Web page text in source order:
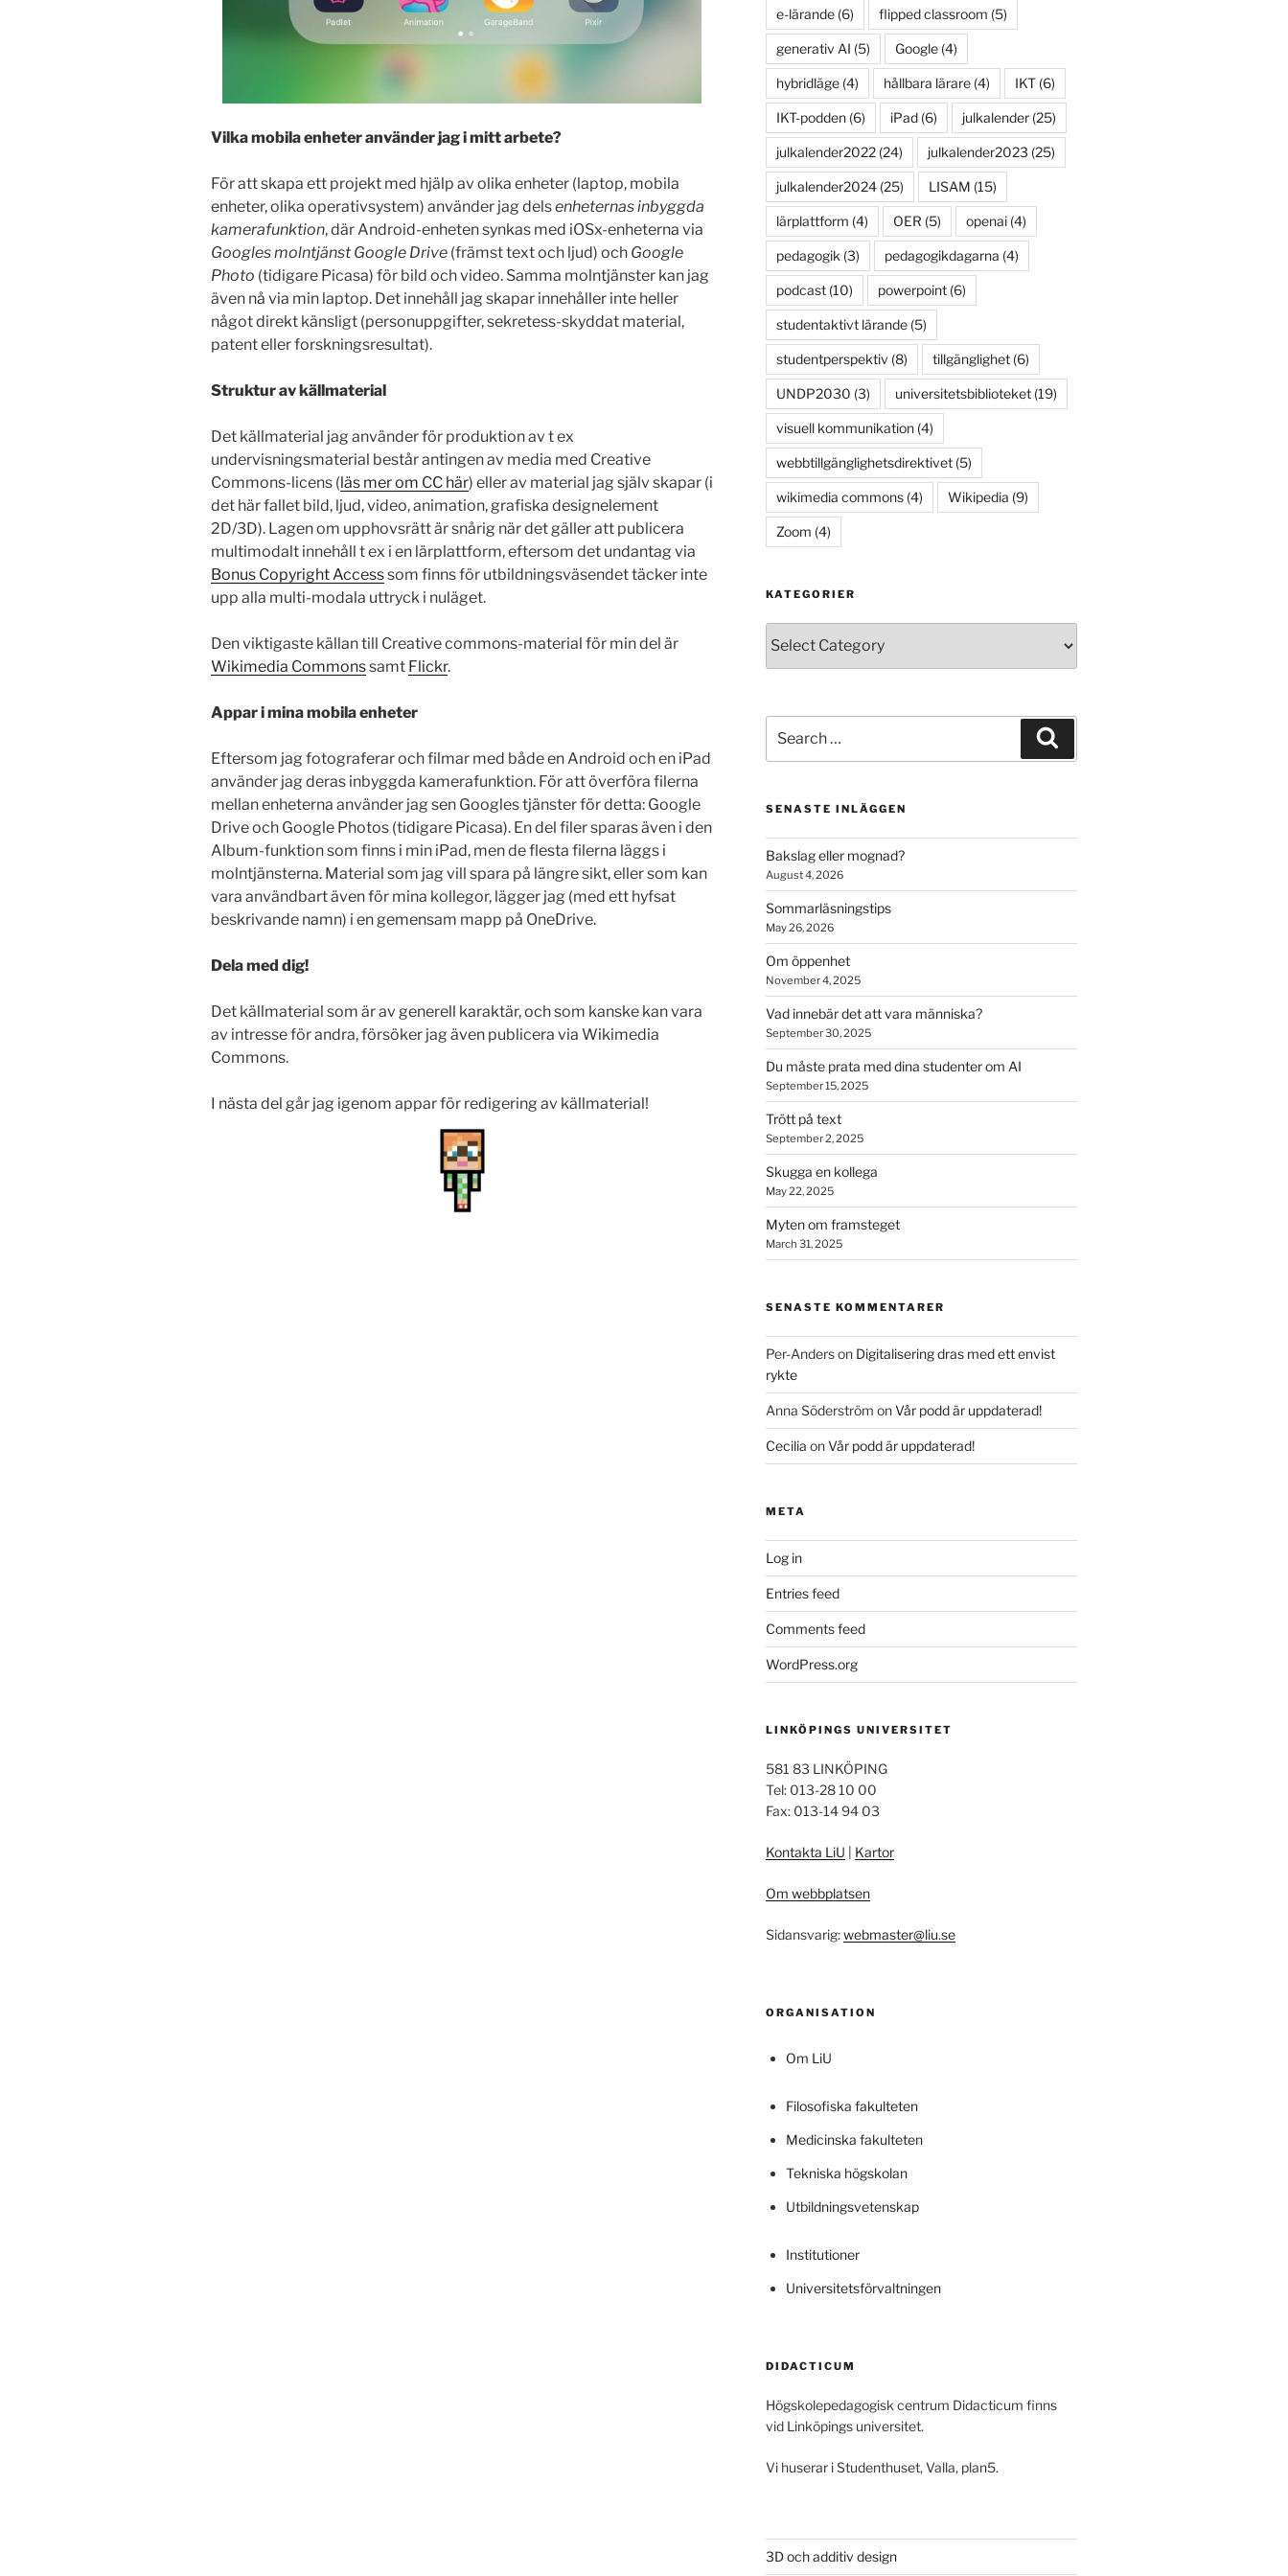
Vilka mobila enheter använder jag i mitt arbete?
För att skapa ett projekt med hjälp av olika enheter (laptop, mobila
enheter, olika operativsystem) använder jag delsenheternas inbyggda
kamerafunktion, där Android-enheten synkas med iOSx-enheterna via
Googles molntjänst Google Drive (främst text och ljud) och Google
Photo (tidigare Picasa) för bild och video. Samma molntjänster kan jag
även nå via min laptop. Det innehåll jag skapar innehåller inte heller
något direkt känsligt (personuppgifter, sekretess-skyddat material,
patent eller forskningsresultat).
Struktur av källmaterial
Det källmaterial jag använder för produktion av t ex
undervisningsmaterial består antingen av media med Creative
Commons-licens (läs mer om CC här) eller av material jag själv skapar (i
det här fallet bild, ljud, video, animation, grafiska designelement
2D/3D). Lagen om upphovsrätt är snårig när det gäller att publicera
multimodalt innehåll t ex i en lärplattform, eftersom det undantag via
Bonus Copyright Accesssom finns för utbildningsväsendet täcker inte
upp alla multi-modala uttryck i nuläget.
Den viktigaste källan till Creative commons-material för min del är
Wikimedia Commonssamt Flickr.
Appar i mina mobila enheter
Eftersom jag fotograferar och filmar med både en Android och en iPad
använder jag deras inbyggda kamerafunktion. För att överföra filerna
mellan enheterna använder jag sen Googles tjänster för detta: Google
Drive och Google Photos (tidigare Picasa). En del filer sparas även i den
Album-funktion som finns i min iPad, men de flesta filerna läggs i
molntjänsterna. Material som jag vill spara på längre sikt, eller som kan
vara användbart även för mina kollegor, lägger jag (med ett hyfsat
beskrivande namn) i en gemensam mapp på OneDrive.
Dela med dig!
Det källmaterial som är av generell karaktär, och som kanske kan vara
av intresse för andra, försöker jag även publicera via Wikimedia
Commons.
I nästa del går jag igenom appar för redigering av källmaterial!
e-lärande(6) flipped classroom (5)
generativ AI (5) Google(4)
hybridläge(4) hållbara lärare(4) IKT(6)
IKT-podden(6) iPad(6) julkalender(25)
julkalender2022(24) julkalender2023 (25)
julkalender2024(25) LISAM (15)
lärplattform (4) OER (5) openai(4)
pedagogik (3) pedagogikdagarna (4)
podcast(10) powerpoint(6)
studentaktivt lärande(5)
studentperspektiv (8) tillgänglighet(6)
UNDP2030 (3) universitetsbiblioteket(19)
visuell kommunikation(4)
webbtillgänglighetsdirektivet(5)
wikimedia commons(4) Wikipedia (9)
Zoom (4)
KATEGORIER
for:
SENASTE INLÄGGEN
Bakslag eller mognad?
August 4, 2026
Sommarläsningstips
May 26, 2026
Om öppenhet
November 4, 2025
Vad innebär det att vara människa?
September 30, 2025
Du måste prata med dina studenter om AI
September 15, 2025
Trött på text
September 2, 2025
Skugga en kollega
May 22, 2025
Myten om framsteget
March 31, 2025
SENASTE KOMMENTARER
Per-Anderson Digitalisering dras med ett envist
rykte
Anna Söderström onVår podd är uppdaterad!
Cecilia onVår podd är uppdaterad!
META
Log in
Entries feed
Comments feed
WordPress.org
LINKÖPINGS UNIVERSITET
581 83 LINKÖPING
Tel: 013-28 10 00
Fax: 013-14 94 03
Kontakta LiU Kartor
Om webbplatsen
Sidansvarig:webmaster@liu.se
ORGANISATION
Om LiU
Filosofiska fakulteten
Medicinska fakulteten
Tekniska högskolan
Utbildningsvetenskap
Institutioner
Universitetsförvaltningen
DIDACTICUM
Högskolepedagogisk centrum Didacticum finns
vid Linköpings universitet.
Vi huserar i Studenthuset, Valla, plan5.
3D och additiv design